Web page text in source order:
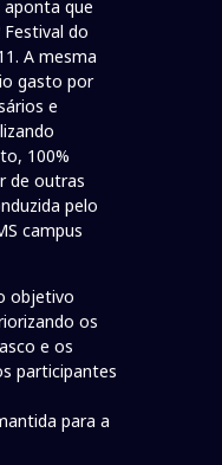
aponta que
do
A mesma
gasto por
e
100%
de outras
pelo
campus
objetivo
os
e os
participantes
para a